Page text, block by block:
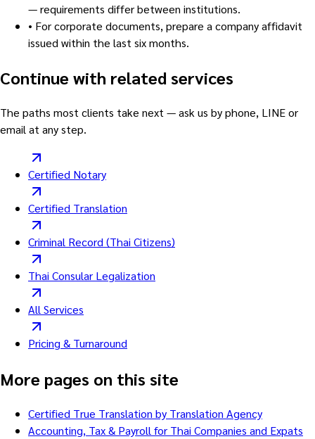
— requirements differ between institutions.
• For corporate documents, prepare a company affidavit
issued within the last six months.
Continue with related services
The paths most clients take next — ask us by phone, LINE or
email at any step.
Certified Notary
Certified Translation
Criminal Record (Thai Citizens)
Thai Consular Legalization
All Services
Pricing & Turnaround
More pages on this site
Certified True Translation by Translation Agency
Accounting, Tax & Payroll for Thai Companies and Expats